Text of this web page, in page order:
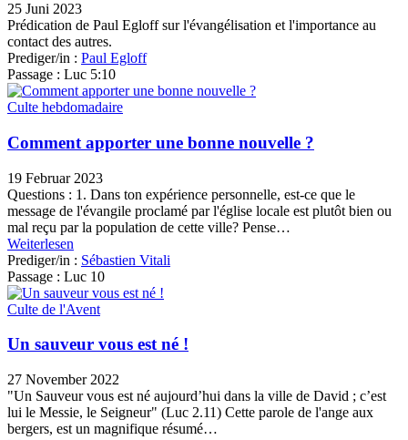
25 Juni 2023
Prédication de Paul Egloff sur l'évangélisation et l'importance au
contact des autres.
Prediger/in : Paul Egloff
Passage : Luc 5:10
Culte hebdomadaire
Comment apporter une bonne nouvelle ?
19 Februar 2023
Questions : 1. Dans ton expérience personnelle, est-ce que le
message de l'évangile proclamé par l'église locale est plutôt bien ou
mal reçu par la population de cette ville? Pense…
Weiterlesen
Prediger/in : Sébastien Vitali
Passage : Luc 10
Culte de l'Avent
Un sauveur vous est né !
27 November 2022
"Un Sauveur vous est né aujourd’hui dans la ville de David ; c’est
lui le Messie, le Seigneur" (Luc 2.11) Cette parole de l'ange aux
bergers, est un magnifique résumé…